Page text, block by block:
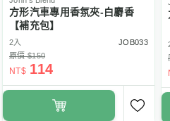
方形汽車專用香氛夾-白麝香
【補充包】
2入
JOB033
原價 $150
NT$ 114